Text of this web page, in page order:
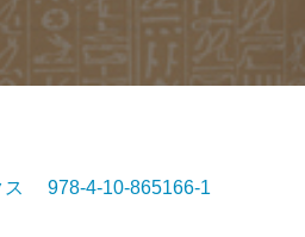
ス 978-4-10-865166-1